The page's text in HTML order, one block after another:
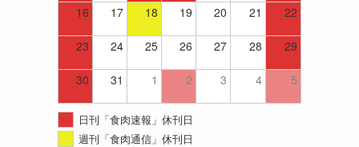
16 17 18 19 20 21 22
23 24 25 26 27 28 29
30 31 1 2 3 4 5
日刊「食肉速報」休刊日
週刊「食肉通信」休刊日